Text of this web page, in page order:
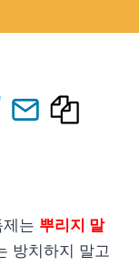
는 뿌리지 말
방치하지 말고